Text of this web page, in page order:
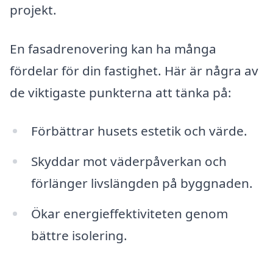
projekt.
En fasadrenovering kan ha många
fördelar för din fastighet. Här är några av
de viktigaste punkterna att tänka på:
Förbättrar husets estetik och värde.
Skyddar mot väderpåverkan och
förlänger livslängden på byggnaden.
Ökar energieffektiviteten genom
bättre isolering.